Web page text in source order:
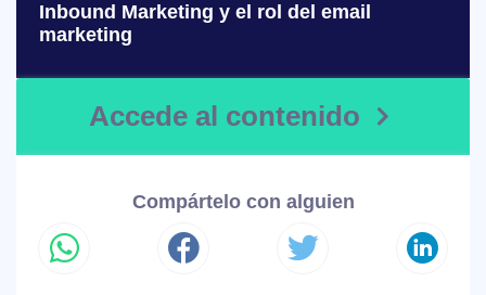
Inbound Marketing y el rol del email
marketing
Accede al contenido
Compártelo con alguien